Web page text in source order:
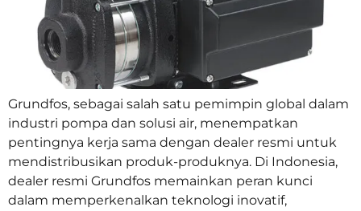
Grundfos, sebagai salah satu pemimpin global dalam
industri pompa dan solusi air, menempatkan
pentingnya kerja sama dengan dealer resmi untuk
mendistribusikan produk-produknya. Di Indonesia,
dealer resmi Grundfos memainkan peran kunci
dalam memperkenalkan teknologi inovatif,